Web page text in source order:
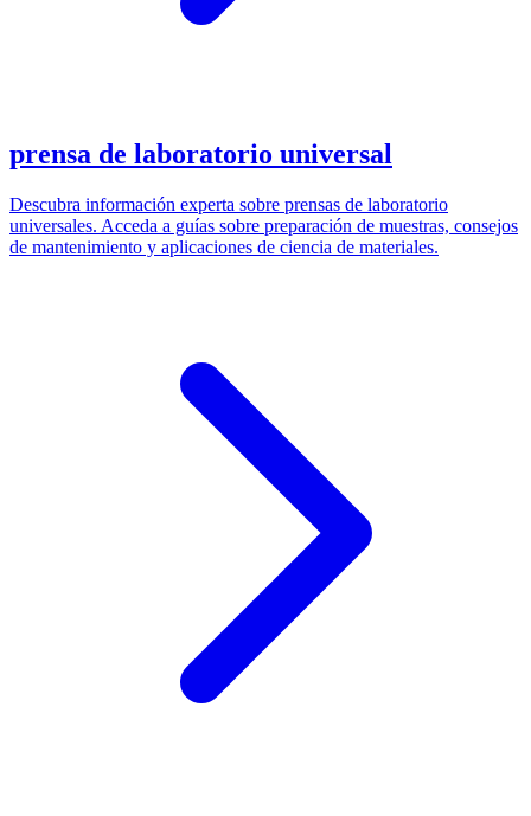
prensa de laboratorio universal
Descubra información experta sobre prensas de laboratorio
universales. Acceda a guías sobre preparación de muestras, consejos
de mantenimiento y aplicaciones de ciencia de materiales.